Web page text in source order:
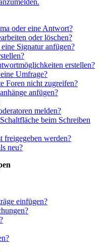
oder eine Antwort?
oder löschen?
Signatur anfügen?
erstellen?
Umfrage?
Foren nicht zugreifen?
anfügen?
melden?
beim Schreiben
freigegeben werden?
neu?
einfügen?